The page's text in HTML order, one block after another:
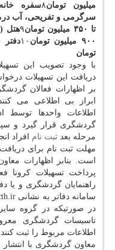
میلیون تومان۸سفره
سرگرمی و تفریحی، آب
تا ۳۵۰ میلیون تومان
۹هتل
۹۰۰ میلیون تومان
۱۰دفتر
تومان
با وجود تصویب این
دریافت این تسهیلات
بر اظهارات فعالان
ابراز بی اطلاعی می
اطلاعات واحدها توسط
گردشگری قرار گیرد و
مرحله بعد ثبت نام افراد
مهلت ثبت نام برای
است. بنابر اظهارات
پرداخت تسهیلات کرونا
راهنمایان گردشگری و یا
در صورتیکه در گروه سایر
اطلاعات مربوط را ثبت
معاون گردشگری با